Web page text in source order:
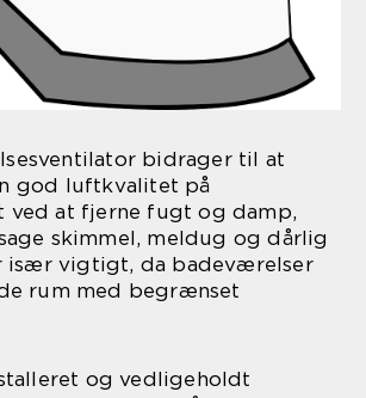
bidrager til at
god luftkvalitet på
ved at fjerne fugt og damp,
skimmel, meldug og dårlig
især vigtigt, da badeværelser
rum med begrænset
og vedligeholdt